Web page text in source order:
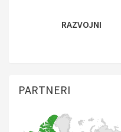
RAZVOJNI
PARTNERI